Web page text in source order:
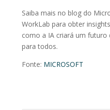
Saiba mais no blog do
WorkLab para obter
como a IA criará um futuro
para todos.
Fonte: MICROSOFT